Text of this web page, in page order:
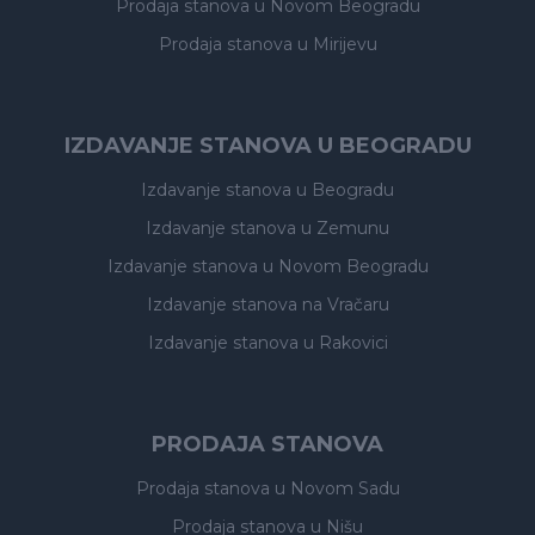
Prodaja stanova u Novom Beogradu
Prodaja stanova u Mirijevu
IZDAVANJE STANOVA U BEOGRADU
Izdavanje stanova u Beogradu
Izdavanje stanova u Zemunu
Izdavanje stanova u Novom Beogradu
Izdavanje stanova na Vračaru
Izdavanje stanova u Rakovici
PRODAJA STANOVA
Prodaja stanova u Novom Sadu
Prodaja stanova u Nišu